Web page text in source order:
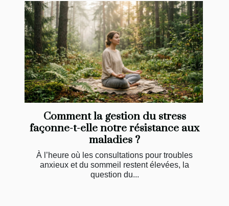
Comment la gestion du stress
façonne-t-elle notre résistance aux
maladies ?
À l’heure où les consultations pour troubles
anxieux et du sommeil restent élevées, la
question du...